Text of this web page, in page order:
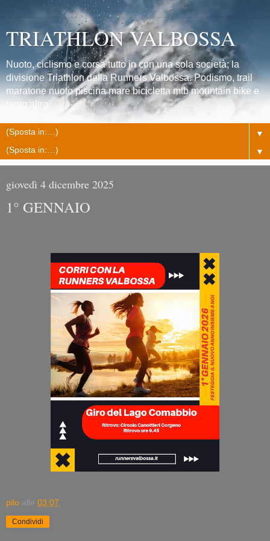
TRIATHLON VALBOSSA
Nuoto, ciclismo e corsa tutto in con una sola società; la
divisione Triathlon della Runners Valbossa. Podismo, trail
maratone nuoto piscina mare bicicletta mtb mountain bike e
tanto altro
▼
▼
giovedì 4 dicembre 2025
1° GENNAIO
pilo alle 03:07
Condividi